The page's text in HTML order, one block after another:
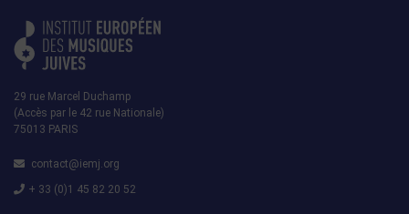
29 rue Marcel Duchamp
(Accès par le 42 rue Nationale)
75013 PARIS
contact@iemj.org
+ 33 (0)1 45 82 20 52